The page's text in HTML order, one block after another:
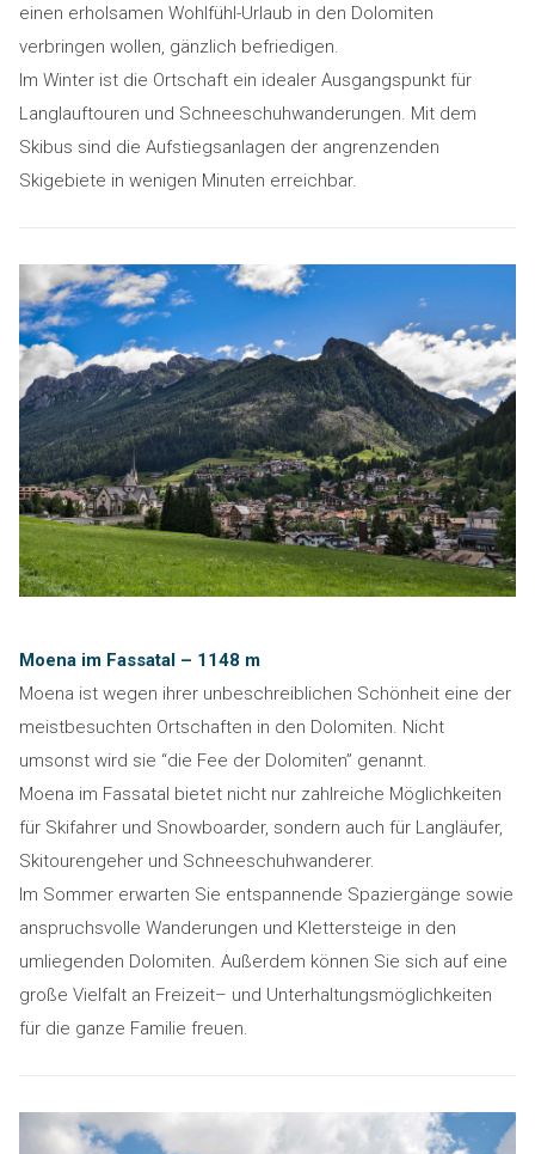
einen erholsamen Wohlfühl-Urlaub in den Dolomiten
verbringen wollen, gänzlich befriedigen.
Im Winter ist die Ortschaft ein idealer Ausgangspunkt für
Langlauftouren und Schneeschuhwanderungen. Mit dem
Skibus sind die Aufstiegsanlagen der angrenzenden
Skigebiete in wenigen Minuten erreichbar.
Moena im Fassatal – 1148 m
Moena ist wegen ihrer unbeschreiblichen Schönheit eine der
meistbesuchten Ortschaften in den Dolomiten. Nicht
umsonst wird sie “die Fee der Dolomiten” genannt.
Moena im Fassatal bietet nicht nur zahlreiche Möglichkeiten
für Skifahrer und Snowboarder, sondern auch für Langläufer,
Skitourengeher und Schneeschuhwanderer.
Im Sommer erwarten Sie entspannende Spaziergänge sowie
anspruchsvolle Wanderungen und Klettersteige in den
umliegenden Dolomiten. Außerdem können Sie sich auf eine
große Vielfalt an Freizeit– und Unterhaltungsmöglichkeiten
für die ganze Familie freuen.